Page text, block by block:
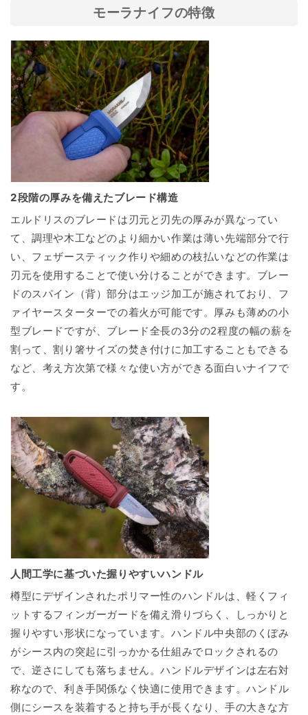
モーラナイフの特徴
2段階の厚みを備えたブレード構造
エルドリスのブレードは刃元と刃先の厚みが異なってい
て、調理や木工などのより細かい作業は薄い先端部分で行
い、フェザースティック作りや細めの枝払いなどの作業は
刃元を使用することで使い分けることができます。ブレー
ドのスパイン（背）部分はエッジ加工が施されており、フ
ァイヤースターターでの着火が可能です。厚みも薄めの小
型ブレードですが、ブレード全長の3分の2程度の幅の薪を
割って、割り箸サイズの焚き付けに加工することもできる
など、考え方次第で様々な使い方ができる面白いナイフで
す。
人間工学に基づいた握りやすいハンドル
樽型にデザインされたポリマー性のハンドルは、軽くフィ
ットするフィンガーガードを備え滑りづらく、しっかりと
握りやすい形状になっています。ハンドル中央部のくぼみ
がシース内の突起に引っかかる仕組みでロックされるの
で、逆さにしても落ちません。ハンドルデザインは左右対
称なので、利き手関係なく快適に使用できます。ハンドル
側にシースを装着すると持ち手が長くなり、手の大きな方